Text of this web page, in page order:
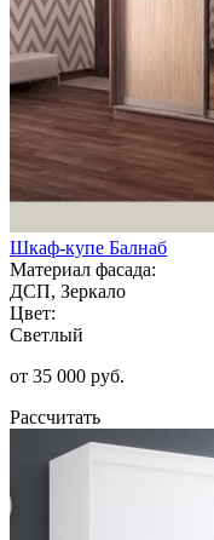
Шкаф-купе Балнаб
Материал фасада:
ДСП, Зеркало
Цвет:
Светлый
от 35 000 руб.
Рассчитать